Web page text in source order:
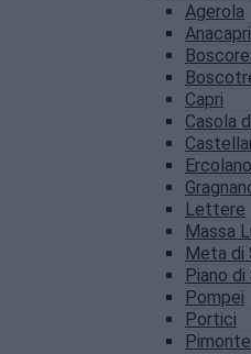
Agerola
Anacapri
Capri
Casola
Ercolano
Lettere
Massa
Meta di
Piano
Pompei
Portici
Pimonte